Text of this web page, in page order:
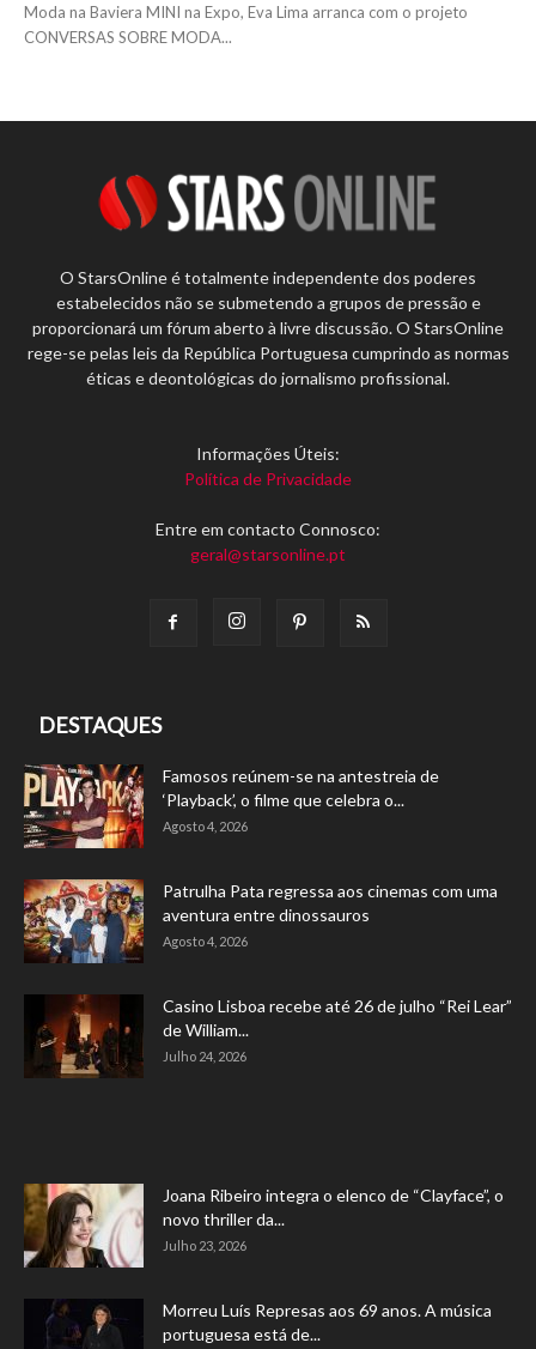
Moda na Baviera MINI na Expo, Eva Lima arranca com o projeto
CONVERSAS SOBRE MODA...
O StarsOnline é totalmente independente dos poderes
estabelecidos não se submetendo a grupos de pressão e
proporcionará um fórum aberto à livre discussão. O StarsOnline
rege-se pelas leis da República Portuguesa cumprindo as normas
éticas e deontológicas do jornalismo profissional.
Informações Úteis:
Política de Privacidade
Entre em contacto Connosco:
geral@starsonline.pt
DESTAQUES
Famosos reúnem-se na antestreia de
‘Playback’, o filme que celebra o...
Agosto 4, 2026
Patrulha Pata regressa aos cinemas com uma
aventura entre dinossauros
Agosto 4, 2026
Casino Lisboa recebe até 26 de julho “Rei Lear”
de William...
Julho 24, 2026
Joana Ribeiro integra o elenco de “Clayface”, o
novo thriller da...
Julho 23, 2026
Morreu Luís Represas aos 69 anos. A música
portuguesa está de...